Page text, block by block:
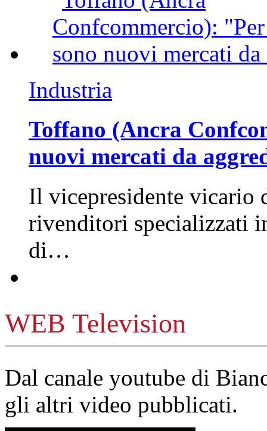
Industria
Toffano (Ancra
nuovi mercati da
Il vicepresidente vicario
rivenditori specializzati
di…
WEB Television
Dal canale youtube di
gli altri video pubblicati.